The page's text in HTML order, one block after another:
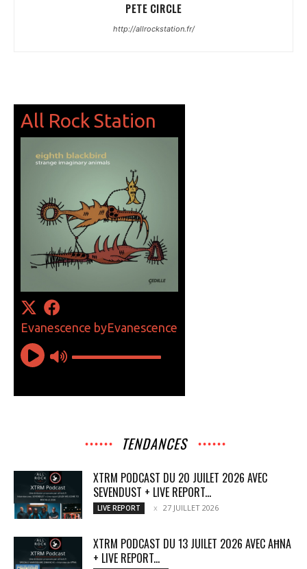
PETE CIRCLE
http://allrockstation.fr/
TENDANCES
XTRM PODCAST DU 20 JUILET 2026 AVEC
SEVENDUST + LIVE REPORT...
LIVE REPORT 27 JUILLET 2026
XTRM PODCAST DU 13 JUILET 2026 AVEC AĦNA
+ LIVE REPORT...